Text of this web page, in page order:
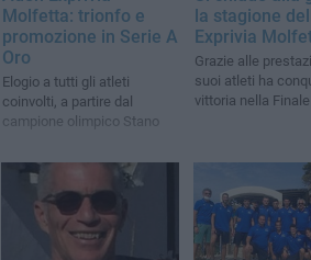
Molfetta: trionfo e
promozione in Serie A
Oro
Elogio a tutti gli atleti
coinvolti, a partire dal
campione olimpico Stano
la stagione
Exprivia
Grazie alle
suoi atleti ha
vittoria nella